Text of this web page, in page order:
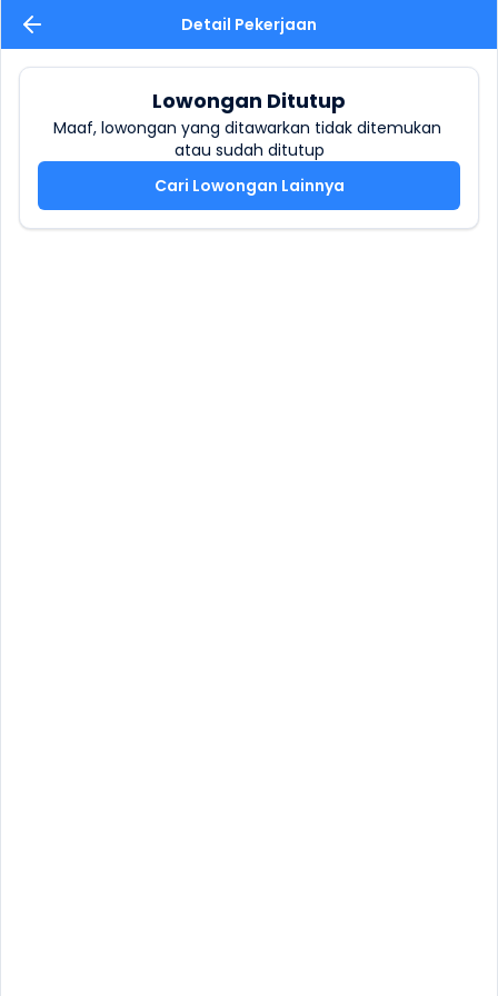
Detail Pekerjaan
Lowongan Ditutup
Maaf, lowongan yang ditawarkan tidak ditemukan
atau sudah ditutup
Cari Lowongan Lainnya